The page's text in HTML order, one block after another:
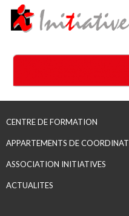
CENTRE DE FORMATION
APPARTEMENTS DE
ASSOCIATION INITIATIVES
ACTUALITES